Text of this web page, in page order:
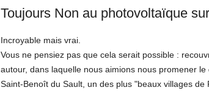
Toujours Non au photovoltaïque
Incroyable mais vrai.
Vous ne pensiez pas que cela serait possible :
autour, dans laquelle nous aimions nous promener
Saint-Benoît du Sault, un des plus "beaux villages